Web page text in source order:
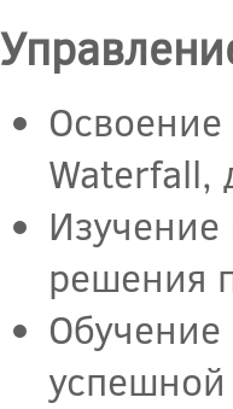
Освоение
Waterfall,
решения